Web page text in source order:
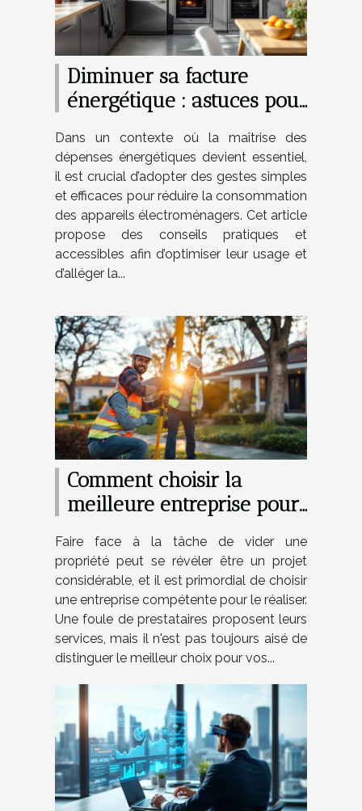
Diminuer sa facture
énergétique : astuces pour
électroménagers
Dans un contexte où la maîtrise des
dépenses énergétiques devient essentiel,
il est crucial d’adopter des gestes simples
et efficaces pour réduire la consommation
des appareils électroménagers. Cet article
propose des conseils pratiques et
accessibles afin d’optimiser leur usage et
d’alléger la...
Comment choisir la
meilleure entreprise pour
propriété
Faire face à la tâche de vider une
propriété peut se révéler être un projet
considérable, et il est primordial de choisir
une entreprise compétente pour le réaliser.
Une foule de prestataires proposent leurs
services, mais il n'est pas toujours aisé de
distinguer le meilleur choix pour vos...